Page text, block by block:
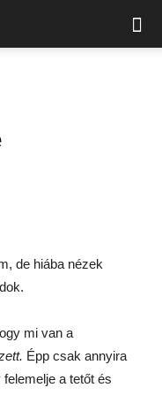
de hiába nézek
mi van a
Épp csak annyira
a tetőt és